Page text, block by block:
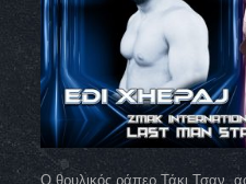
Ο θρυλικός ράπερ Τάκι Τσαν,